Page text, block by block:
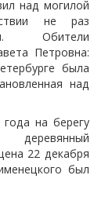
над могилой
не раз
Обители
Петровна:
была
над
на берегу
22 декабря
был